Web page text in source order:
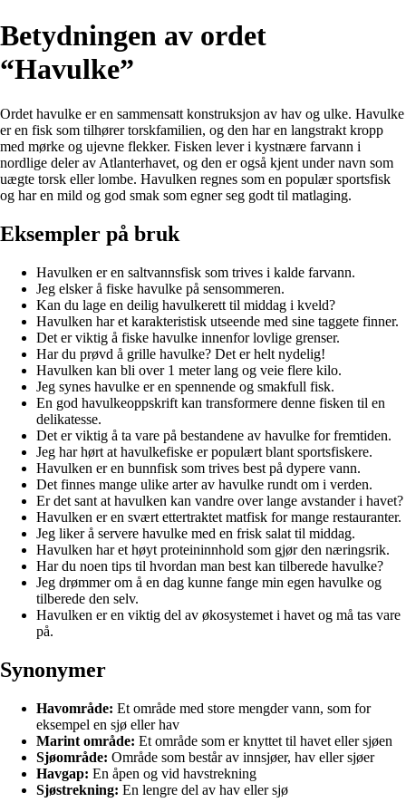
Betydningen av ordet
“Havulke”
Ordet havulke er en sammensatt konstruksjon av hav og ulke. Havulke
er en fisk som tilhører torskfamilien, og den har en langstrakt kropp
med mørke og ujevne flekker. Fisken lever i kystnære farvann i
nordlige deler av Atlanterhavet, og den er også kjent under navn som
uægte torsk eller lombe. Havulken regnes som en populær sportsfisk
og har en mild og god smak som egner seg godt til matlaging.
Eksempler på bruk
Havulken er en saltvannsfisk som trives i kalde farvann.
Jeg elsker å fiske havulke på sensommeren.
Kan du lage en deilig havulkerett til middag i kveld?
Havulken har et karakteristisk utseende med sine taggete finner.
Det er viktig å fiske havulke innenfor lovlige grenser.
Har du prøvd å grille havulke? Det er helt nydelig!
Havulken kan bli over 1 meter lang og veie flere kilo.
Jeg synes havulke er en spennende og smakfull fisk.
En god havulkeoppskrift kan transformere denne fisken til en
delikatesse.
Det er viktig å ta vare på bestandene av havulke for fremtiden.
Jeg har hørt at havulkefiske er populært blant sportsfiskere.
Havulken er en bunnfisk som trives best på dypere vann.
Det finnes mange ulike arter av havulke rundt om i verden.
Er det sant at havulken kan vandre over lange avstander i havet?
Havulken er en svært ettertraktet matfisk for mange restauranter.
Jeg liker å servere havulke med en frisk salat til middag.
Havulken har et høyt proteininnhold som gjør den næringsrik.
Har du noen tips til hvordan man best kan tilberede havulke?
Jeg drømmer om å en dag kunne fange min egen havulke og
tilberede den selv.
Havulken er en viktig del av økosystemet i havet og må tas vare
på.
Synonymer
Havområde: Et område med store mengder vann, som for
eksempel en sjø eller hav
Marint område: Et område som er knyttet til havet eller sjøen
Sjøområde: Område som består av innsjøer, hav eller sjøer
Havgap: En åpen og vid havstrekning
Sjøstrekning: En lengre del av hav eller sjø